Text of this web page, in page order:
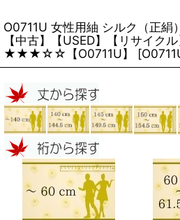
O0711U 女性用紬 シルク（正
【中古】【USED】【リサイクル
★★★☆☆【O0711U】
[